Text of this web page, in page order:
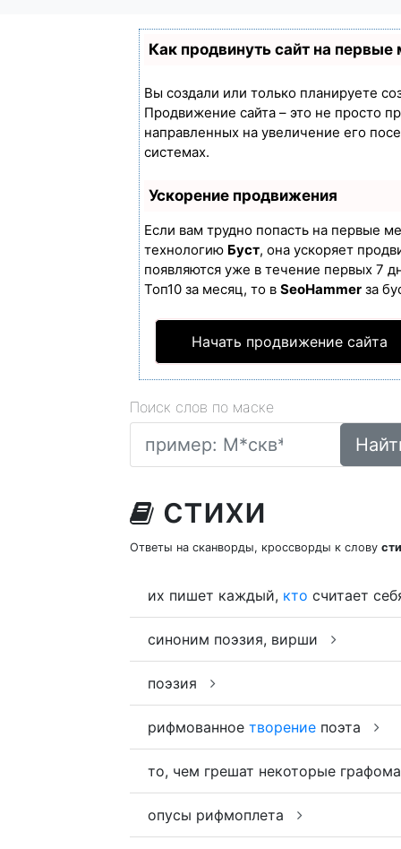
Как продвинуть сайт на первые
Вы создали или только планируете
Продвижение сайта – это не просто
направленных на увеличение его
системах.
Ускорение продвижения
Если вам трудно попасть на первые
технологию Буст, она ускоряет
появляются уже в течение первых 7
Топ10 за месяц, то в SeoHammer за
Начать продвижение сайта
Поиск слов по маске
стихи
Ответы на сканворды, кроссворды к слову
их пишет каждый, кто считает
синоним поэзия, вирши
поэзия
рифмованное творение поэта
то, чем грешат некоторые
опусы рифмоплета